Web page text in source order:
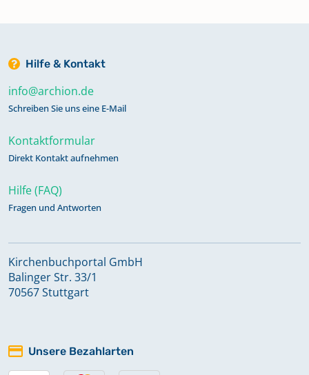
Hilfe & Kontakt
info@archion.de
Schreiben Sie uns eine E-Mail
Kontaktformular
Direkt Kontakt aufnehmen
Hilfe (FAQ)
Fragen und Antworten
Kirchenbuchportal GmbH
Balinger Str. 33/1
70567 Stuttgart
Unsere Bezahlarten